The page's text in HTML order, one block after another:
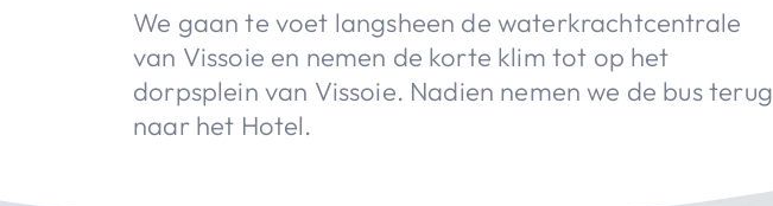
We gaan te voet langsheen de waterkrachtcentrale
van Vissoie en nemen de korte klim tot op het
dorpsplein van Vissoie. Nadien nemen we de bus terug
naar het Hotel.